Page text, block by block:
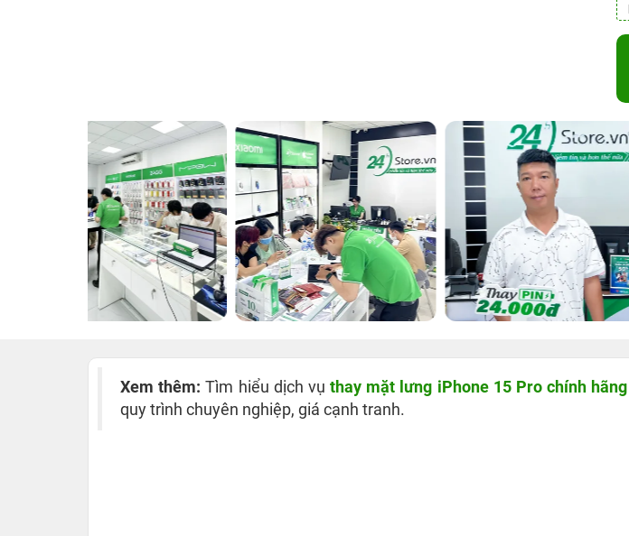
Xem thêm: Tìm hiểu dịch vụthay mặt lưng iPhone 15 Pro chính hãng
quy trình chuyên nghiệp, giá cạnh tranh.